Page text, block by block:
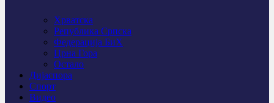
Хрватска
Република Српска
Федерација БиХ
Црна Гора
Остало
Дијаспора
Спорт
Видео